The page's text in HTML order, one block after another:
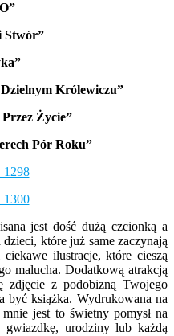
Stwór”
Królewiczu”
Przez Życie”
Pór Roku”
jest dość dużą czcionką a
które już same zaczynają
ilustracje, które cieszą
malucha. Dodatkową atrakcją
zdjęcie z podobizną Twojego
być książka. Wydrukowana na
jest to świetny pomysł na
gwiazdkę, urodziny lub każdą